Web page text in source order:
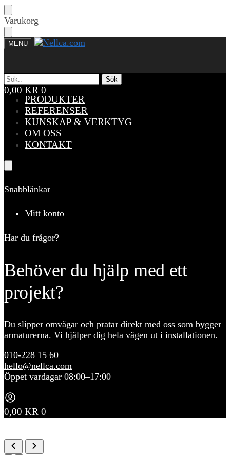
Skip
to
navigation
Skip
to
content
Varukorg
MENU
Sök
efter:
Sök
0,00 KR 0
Sök
efter:
Sök
PRODUKTER
REFERENSER
KUNSKAP & VERKTYG
OM OSS
KONTAKT
Snabblänkar
Mitt konto
Har du frågor?
Behöver du hjälp med ett
projekt?
Du slipper omvägar och pratar direkt med oss som bygger
armaturerna. Vi hjälper dig hela vägen ut i installationen.
010-228 15 60
hello@nellca.com
Öppet vardagar 08:00–17:00
0,00 KR 0